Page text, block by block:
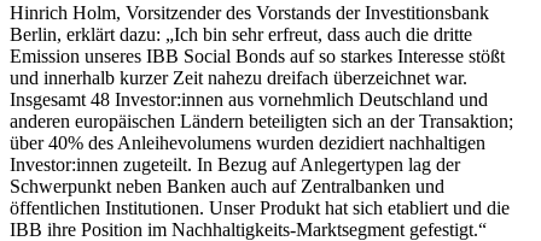
Hinrich Holm, Vorsitzender des Vorstands der Investitionsbank
Berlin, erklärt dazu: „Ich bin sehr erfreut, dass auch die dritte
Emission unseres IBB Social Bonds auf so starkes Interesse stößt
und innerhalb kurzer Zeit nahezu dreifach überzeichnet war.
Insgesamt 48 Investor:innen aus vornehmlich Deutschland und
anderen europäischen Ländern beteiligten sich an der Transaktion;
über 40% des Anleihevolumens wurden dezidiert nachhaltigen
Investor:innen zugeteilt. In Bezug auf Anlegertypen lag der
Schwerpunkt neben Banken auch auf Zentralbanken und
öffentlichen Institutionen. Unser Produkt hat sich etabliert und die
IBB ihre Position im Nachhaltigkeits-Marktsegment gefestigt.“